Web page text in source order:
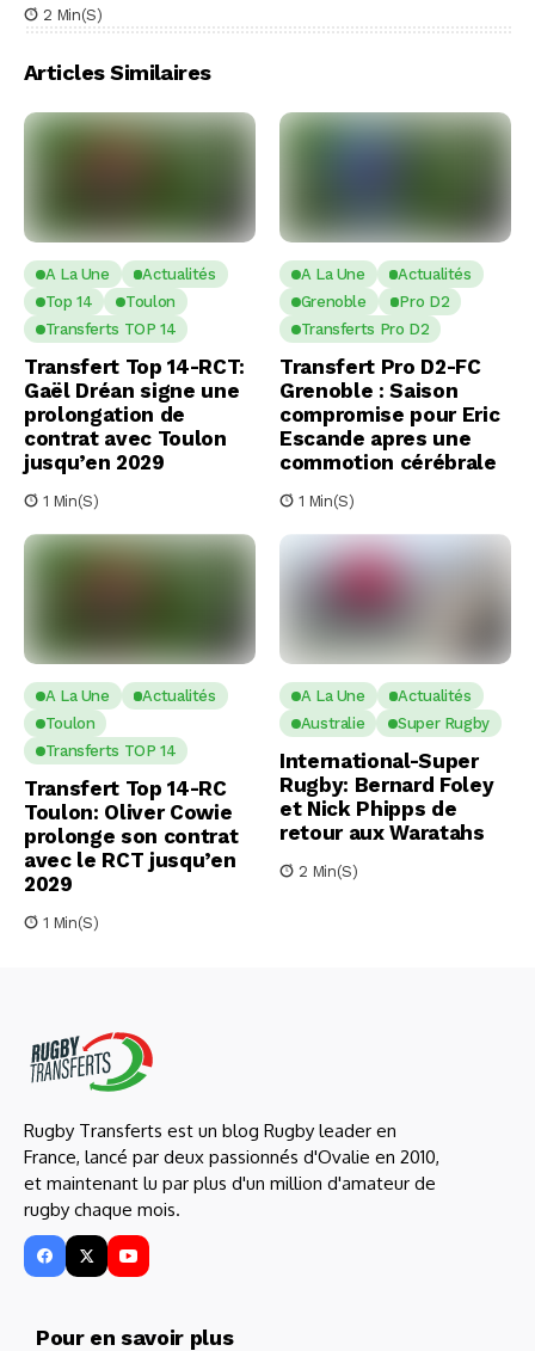
2 Min(s)
Articles Similaires
A La Une
Actualités
Top 14
Toulon
Transferts TOP 14
Transfert Top 14-RCT:
Gaël Dréan signe une
prolongation de
contrat avec Toulon
jusqu’en 2029
1 Min(s)
A La Une
Actualités
Grenoble
Pro D2
Transferts Pro D2
Transfert Pro D2-FC
Grenoble : Saison
compromise pour Eric
Escande apres une
commotion cérébrale
1 Min(s)
A La Une
Actualités
Toulon
Transferts TOP 14
Transfert Top 14-RC
Toulon: Oliver Cowie
prolonge son contrat
avec le RCT jusqu’en
2029
1 Min(s)
A La Une
Actualités
Australie
Super Rugby
International-Super
Rugby: Bernard Foley
et Nick Phipps de
retour aux Waratahs
2 Min(s)
Rugby Transferts est un blog Rugby leader en
France, lancé par deux passionnés d'Ovalie en 2010,
et maintenant lu par plus d'un million d'amateur de
rugby chaque mois.
Pour en savoir plus